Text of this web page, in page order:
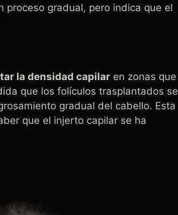
proceso gradual, pero indica que el
la densidad capilar en zonas que
que los folículos trasplantados se
gradual del cabello. Esta
que el injerto capilar se ha